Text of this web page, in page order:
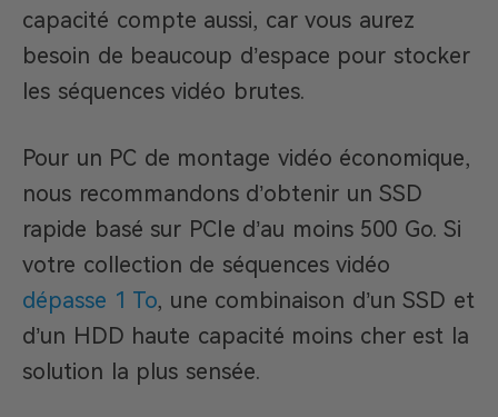
capacité compte aussi, car vous aurez
besoin de beaucoup d’espace pour stocker
les séquences vidéo brutes.
Pour un PC de montage vidéo économique,
nous recommandons d’obtenir un SSD
rapide basé sur PCIe d’au moins 500 Go. Si
votre collection de séquences vidéo
dépasse 1 To, une combinaison d’un SSD et
d’un HDD haute capacité moins cher est la
solution la plus sensée.